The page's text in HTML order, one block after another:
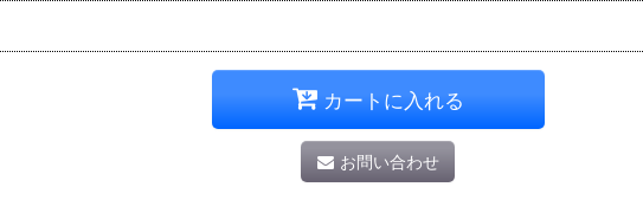
カートに入れる
お問い合わせ